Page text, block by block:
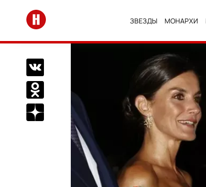
Перейти на главную
ЗВЕЗДЫ МОНАРХИ
Поделиться Вконтакте
Поделиться в Одноклассниках
Подписаться на нас в Дзен